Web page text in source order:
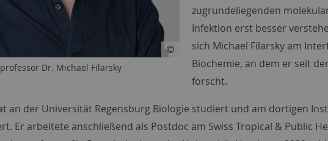
Dr. Michael Filarsky
zugrundeliegenden
Infektion erst besser
sich Michael Filarsky am
Biochemie, an dem er seit
forscht.
an der Universität Regensburg Biologie studiert und am dortigen
Er arbeitete anschließend als Postdoc am Swiss Tropical & Public